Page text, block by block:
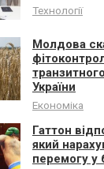
Технології
Молдова
України
Економіка
Гаттон
який
перемогу у